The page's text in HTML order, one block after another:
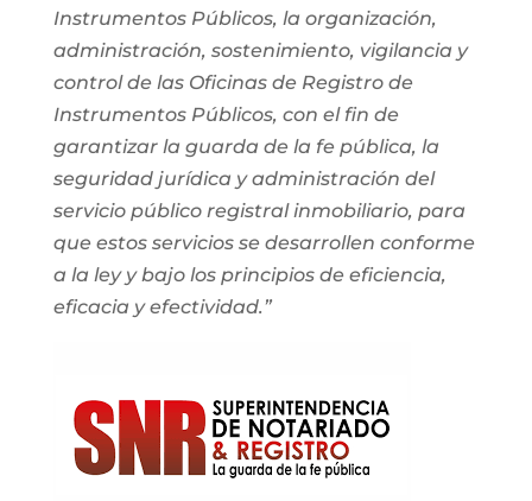
Instrumentos Públicos, la organización,
administración, sostenimiento, vigilancia y
control de las Oficinas de Registro de
Instrumentos Públicos, con el fin de
garantizar la guarda de la fe pública, la
seguridad jurídica y administración del
servicio público registral inmobiliario, para
que estos servicios se desarrollen conforme
a la ley y bajo los principios de eficiencia,
eficacia y efectividad.”